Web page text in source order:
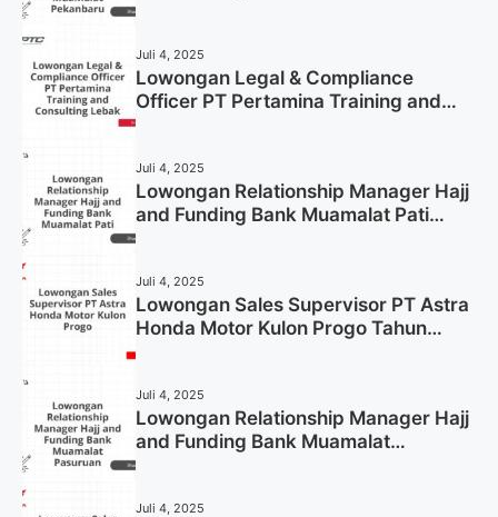
Juli 4, 2025
Lowongan Legal & Compliance
Officer PT Pertamina Training and
Juli 4, 2025
Lowongan Relationship Manager Hajj
and Funding Bank Muamalat Pati
Juli 4, 2025
Lowongan Sales Supervisor PT Astra
Honda Motor Kulon Progo Tahun
Juli 4, 2025
Lowongan Relationship Manager Hajj
and Funding Bank Muamalat
Juli 4, 2025